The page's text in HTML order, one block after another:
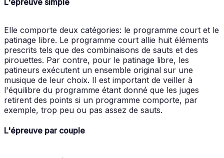
Elle comporte deux catégories: le programme court et le
patinage libre. Le programme court allie huit éléments
prescrits tels que des combinaisons de sauts et des
pirouettes. Par contre, pour le patinage libre, les
patineurs exécutent un ensemble original sur une
musique de leur choix. Il est important de veiller à
l'équilibre du programme étant donné que les juges
retirent des points si un programme comporte, par
exemple, trop peu ou pas assez de sauts.
L'épreuve par couple